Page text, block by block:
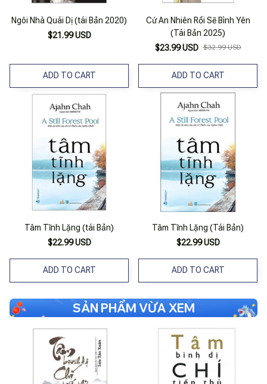
Ngôi Nhà Quái Dị (tái Bản 2020)
$21.99 USD
ADD TO CART
Cứ An Nhiên Rồi Sẽ Bình Yên
(Tái Bản 2025)
$23.99 USD $32.99 USD
ADD TO CART
Tâm Tĩnh Lặng (tái Bản)
$22.99 USD
ADD TO CART
Tâm Tĩnh Lặng (Tái Bản)
$22.99 USD
ADD TO CART
SẢN PHẨM VỪA XEM